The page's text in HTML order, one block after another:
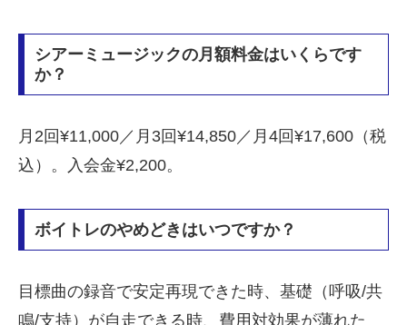
シアーミュージックの月額料金はいくらです
か？
月2回¥11,000／月3回¥14,850／月4回¥17,600（税
込）。入会金¥2,200。
ボイトレのやめどきはいつですか？
目標曲の録音で安定再現できた時、基礎（呼吸/共
鳴/支持）が自走できる時、費用対効果が薄れた